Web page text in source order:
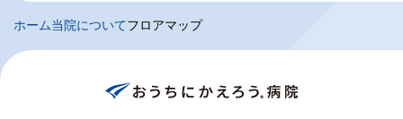
ホーム当院についてフロアマップ